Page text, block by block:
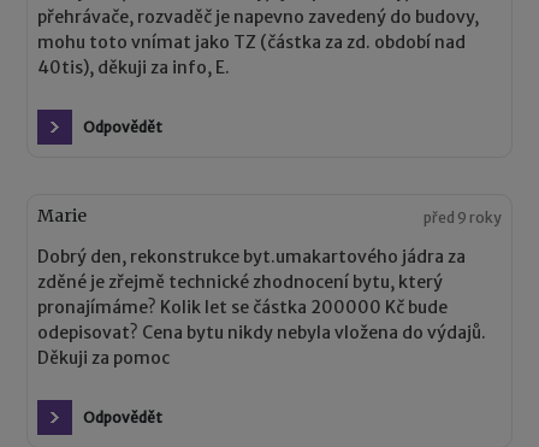
přehrávače, rozvaděč je napevno zavedený do budovy,
mohu toto vnímat jako TZ (částka za zd. období nad
40tis), děkuji za info, E.
Odpovědět
Marie před 9 roky
Dobrý den, rekonstrukce byt.umakartového jádra za
zděné je zřejmě technické zhodnocení bytu, který
pronajímáme? Kolik let se částka 200000 Kč bude
odepisovat? Cena bytu nikdy nebyla vložena do výdajů.
Děkuji za pomoc
Odpovědět